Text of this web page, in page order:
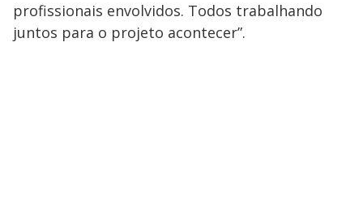
profissionais envolvidos. Todos trabalhando
juntos para o projeto acontecer”.